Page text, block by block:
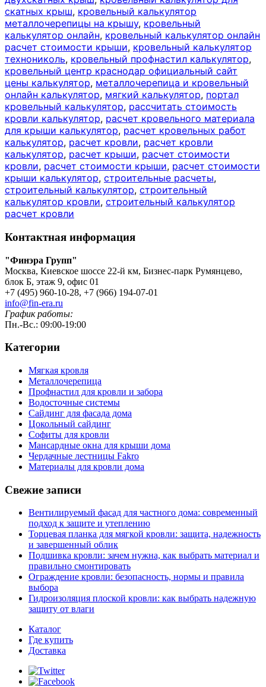
скатных крыш, кровельный калькулятор
металлочерепицы на крышу, кровельный
калькулятор онлайн, кровельный калькулятор онлайн
расчет стоимости крыши, кровельный калькулятор
технониколь, кровельный профнастил калькулятор,
кровельный центр краснодар официальный сайт
цены калькулятор, металлочерепица и кровельный
онлайн калькулятор, мягкий калькулятор, портал
кровельный калькулятор, рассчитать стоимость
кровли калькулятор, расчет кровельного материала
для крыши калькулятор, расчет кровельных работ
калькулятор, расчет кровли, расчет кровли
калькулятор, расчет крыши, расчет стоимости
кровли, расчет стоимости крыши, расчет стоимости
крыши калькулятор, строительные расчеты,
строительный калькулятор, строительный
калькулятор кровли, строительный калькулятор
расчет кровли
Контактная информация
"Финэра Групп"
Москва, Киевское шоссе 22-й км, Бизнес-парк Румянцево,
блок Б, этаж 9, офис 01
+7 (495) 960-10-28, +7 (966) 194-07-01
info@fin-era.ru
График работы:
Пн.-Вс.: 09:00-19:00
Категории
Мягкая кровля
Металлочерепица
Профнастил для кровли и забора
Водосточные системы
Сайдинг для фасада дома
Цокольный сайдинг
Софиты для кровли
Мансардные окна для крыши дома
Чердачные лестницы Fakro
Материалы для кровли дома
Свежие записи
Вентилируемый фасад для частного дома: современный
подход к защите и утеплению
Торцевая планка для мягкой кровли: защита, надежность
и завершенный облик
Подшивка кровли: зачем нужна, как выбрать материал и
правильно смонтировать
Ограждение кровли: безопасность, нормы и правила
выбора
Гидроизоляция плоской кровли: как выбрать надежную
защиту от влаги
Каталог
Где купить
Доставка